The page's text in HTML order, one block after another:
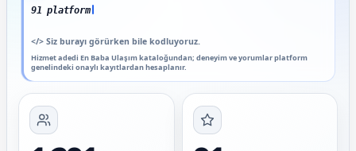
91 platform genelinde onaylı y
</> Siz burayı görürken bile kodluyoruz.
Hizmet adedi En Baba Ulaşım kataloğundan; deneyim ve yorumlar platform
genelindeki onaylı kayıtlardan hesaplanır.